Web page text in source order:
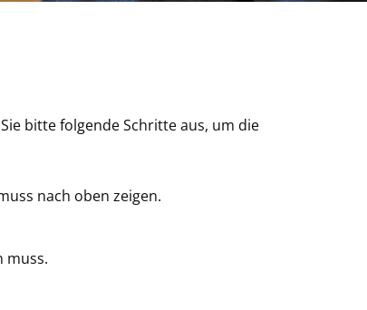
bitte folgende Schritte aus, um die
nach oben zeigen.
muss.